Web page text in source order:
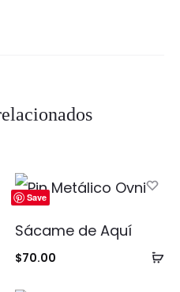
Save
Sácame de Aquí
$70.00